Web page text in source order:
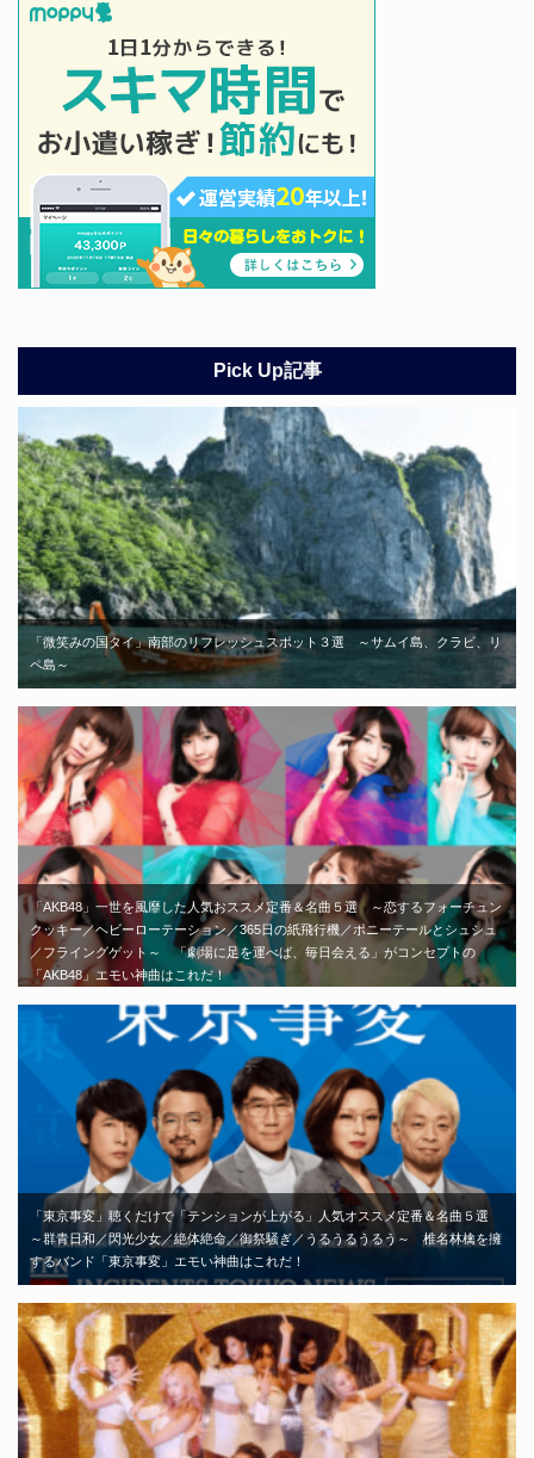
Pick Up記事
「微笑みの国タイ」南部のリフレッシュスポット３選 ～サムイ島、クラビ、リ
ペ島～
「AKB48」一世を風靡した人気おススメ定番＆名曲５選 ～恋するフォーチュン
クッキー／ヘビーローテーション／365日の紙飛行機／ポニーテールとシュシュ
／フライングゲット～ 「劇場に足を運べば、毎日会える」がコンセプトの
「AKB48」エモい神曲はこれだ！
「東京事変」聴くだけで「テンションが上がる」人気オススメ定番＆名曲５選
～群青日和／閃光少女／絶体絶命／御祭騒ぎ／うるうるうるう～ 椎名林檎を擁
するバンド「東京事変」エモい神曲はこれだ！